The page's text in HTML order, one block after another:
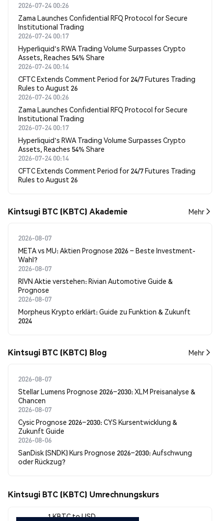
2026-07-24 00:26
Zama Launches Confidential RFQ Protocol for Secure
Institutional Trading
2026-07-24 00:17
Hyperliquid's RWA Trading Volume Surpasses Crypto
Assets, Reaches 54% Share
2026-07-24 00:14
CFTC Extends Comment Period for 24/7 Futures Trading
Rules to August 26
2026-07-24 00:26
Zama Launches Confidential RFQ Protocol for Secure
Institutional Trading
2026-07-24 00:17
Hyperliquid's RWA Trading Volume Surpasses Crypto
Assets, Reaches 54% Share
2026-07-24 00:14
CFTC Extends Comment Period for 24/7 Futures Trading
Rules to August 26
Kintsugi BTC (KBTC) Akademie Mehr
2026-08-07
META vs MU: Aktien Prognose 2026 – Beste Investment-
Wahl?
2026-08-07
RIVN Aktie verstehen: Rivian Automotive Guide &
Prognose
2026-08-07
Morpheus Krypto erklärt: Guide zu Funktion & Zukunft
2024
Kintsugi BTC (KBTC) Blog Mehr
2026-08-07
Stellar Lumens Prognose 2026–2030: XLM Preisanalyse &
Chancen
2026-08-07
Cysic Prognose 2026–2030: CYS Kursentwicklung &
Zukunft Guide
2026-08-06
SanDisk (SNDK) Kurs Prognose 2026–2030: Aufschwung
oder Rückzug?
Kintsugi BTC (KBTC) Umrechnungskurs
1 KBTC to USD